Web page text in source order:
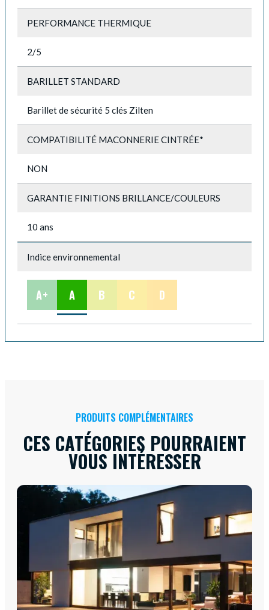
PERFORMANCE THERMIQUE
2/5
BARILLET STANDARD
Barillet de sécurité 5 clés Zilten
COMPATIBILITÉ MACONNERIE CINTRÉE*
NON
GARANTIE FINITIONS BRILLANCE/COULEURS
10 ans
Indice environnemental
A+ A B C D
PRODUITS COMPLÉMENTAIRES
CES CATÉGORIES POURRAIENT
VOUS INTÉRESSER